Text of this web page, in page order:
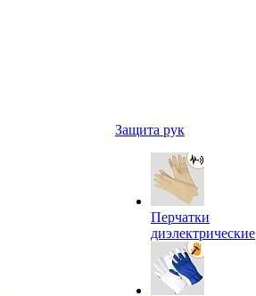
Защита рук
Перчатки
диэлектрические